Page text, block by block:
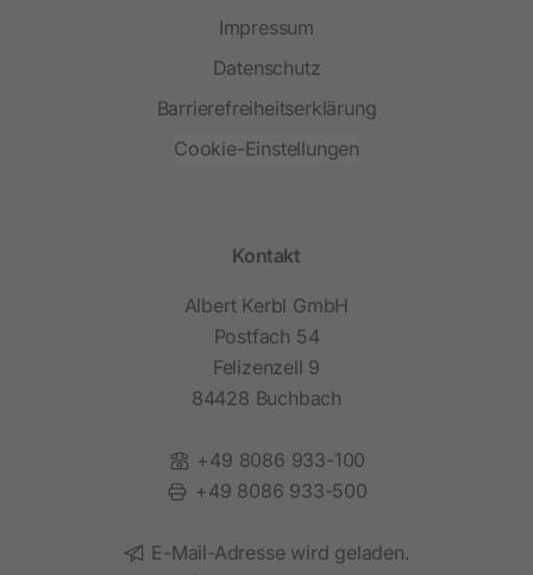
Impressum
Datenschutz
Barrierefreiheitserklärung
Cookie-Einstellungen
Kontakt
Albert Kerbl GmbH
Postfach 54
Felizenzell 9
84428 Buchbach
Telefon:
+49 8086 933-100
Fax:
+49 8086 933-500
E-Mail:
E-Mail-Adresse wird geladen.